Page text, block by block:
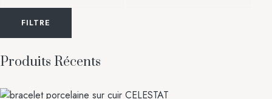
FILTRE
Produits Récents